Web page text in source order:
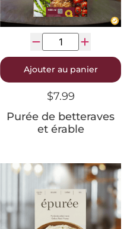
Purée de betteraves
et érable
$7.99
Ajouter au panier